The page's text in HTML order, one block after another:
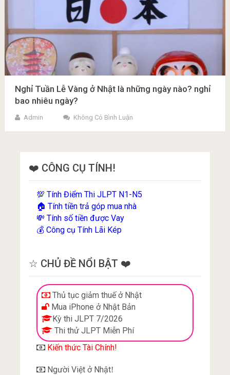
Nghỉ Tuần Lễ Vàng ở Nhật là những ngày nào? nghỉ
bao nhiêu ngày?
Admin Không Có Bình Luận
❤️ CÔNG CỤ TÍNH!
💯Tính Điểm Thi JLPT N1-N5
🏠Tính tiền trả góp mua nhà
💸Tính số tiền được Vay
💰Công cụ Tính Lãi Kép
☆ CHỦ ĐỀ NỔI BẬT ❤️
Thủ tục giảm thuế ở Nhật
Mua iPhone ở Nhật Bản
Kỳ thi JLPT 7/2026
Thi thử JLPT Miễn Phí
Kiến thức Tài Chính!
Người Việt ở Nhật!